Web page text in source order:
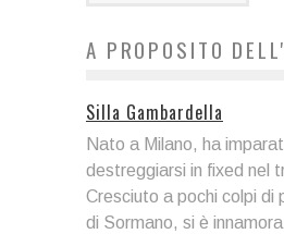
A PROPOSITO
Silla Gambardella
Nato a Milano, ha
destreggiarsi in fixed nel
Cresciuto a pochi colpi di
di Sormano, si è